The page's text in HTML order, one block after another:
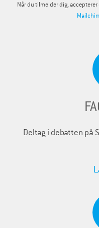
Når du tilmelder dig, accepterer
Deltag i debatten på